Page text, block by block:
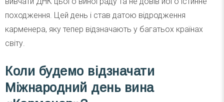
походження. Цей день і став датою відродження
карменера, яку тепер відзначають у багатьох країнах
світу.
Коли будемо відзначати
Міжнародний день вина